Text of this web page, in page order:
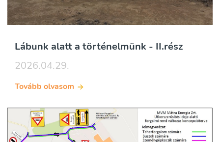
Lábunk alatt a történelmünk - II.rész
2026.04.29.
Tovább olvasom